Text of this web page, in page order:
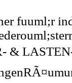
fuuml;r
&